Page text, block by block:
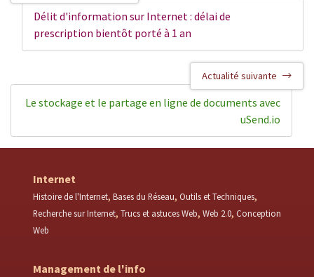
Délit d'information sur Internet : délai de
prescription bientôt porté à 1 an
Actualité suivante
Le stockage et le partage en ligne de documents avec
uSend.io
Internet
Histoire de l'Internet Bases du Réseau Outils et Techniques
Recherche sur Internet Trucs et astuces Web Web 2.0 Conception
Web
Management de l'info